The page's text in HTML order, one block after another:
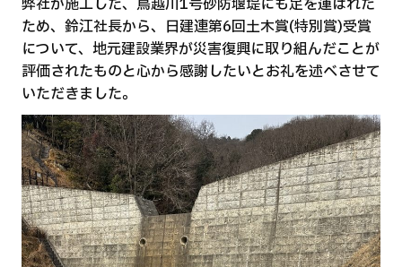
弊社が施工した、鳥越川1号砂防堰堤にも足を運ばれた
ため、鈴江社長から、日建連第6回土木賞(特別賞)受賞
について、地元建設業界が災害復興に取り組んだことが
評価されたものと心から感謝したいとお礼を述べさせて
いただきました。